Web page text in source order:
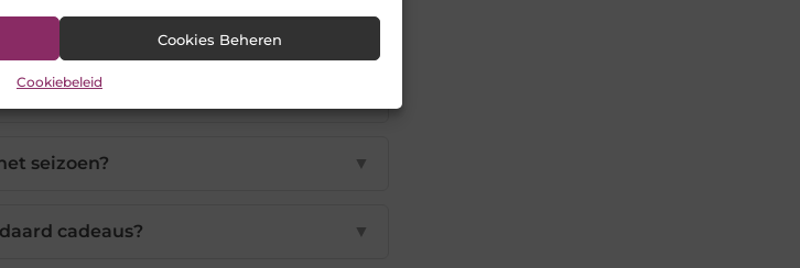
Cookies Beheren
Cookiebeleid
voorkeur?
seizoen? ▼
cadeaus? ▼